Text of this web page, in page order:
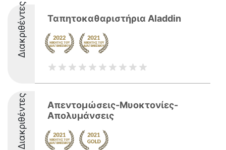
Διακριθέντες Ταπητοκαθαριστήρια Aladdin
Διακριθέντες
Απεντομώσεις-Μυοκτονίες-
Απολυμάνσεις